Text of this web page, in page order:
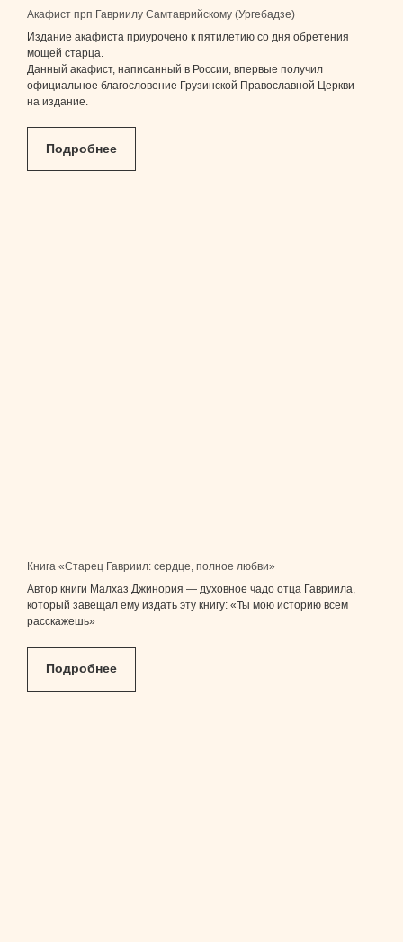
Акафист прп Гавриилу Самтаврийскому (Ургебадзе)
Издание акафиста приурочено к пятилетию со дня обретения
мощей старца.
Данный акафист, написанный в России, впервые получил
официальное благословение Грузинской Православной Церкви
на издание.
Подробнее
Книга «Старец Гавриил: сердце, полное любви»
Автор книги Малхаз Джинория — духовное чадо отца Гавриила,
который завещал ему издать эту книгу: «Ты мою историю всем
расскажешь»
Подробнее